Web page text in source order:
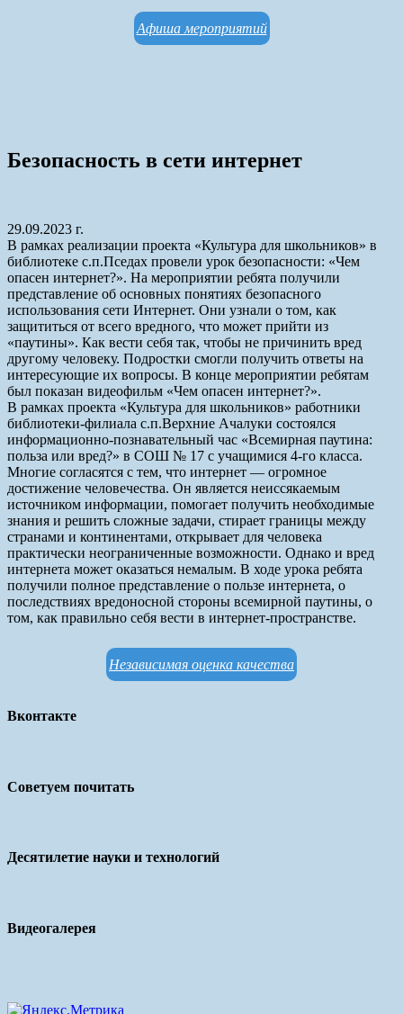
Афиша мероприятий
Безопасность в сети интернет
29.09.2023 г.
В рамках реализации проекта «Культура для школьников» в
библиотеке с.п.Пседах провели урок безопасности: «Чем
опасен интернет?». На мероприятии ребята получили
представление об основных понятиях безопасного
использования сети Интернет. Они узнали о том, как
защититься от всего вредного, что может прийти из
«паутины». Как вести себя так, чтобы не причинить вред
другому человеку. Подростки смогли получить ответы на
интересующие их вопросы. В конце мероприятии ребятам
был показан видеофильм «Чем опасен интернет?».
В рамках проекта «Культура для школьников» работники
библиотеки-филиала с.п.Верхние Ачалуки состоялся
информационно-познавательный час «Всемирная паутина:
польза или вред?» в СОШ № 17 с учащимися 4-го класса.
Многие согласятся с тем, что интернет — огромное
достижение человечества. Он является неиссякаемым
источником информации, помогает получить необходимые
знания и решить сложные задачи, стирает границы между
странами и континентами, открывает для человека
практически неограниченные возможности. Однако и вред
интернета может оказаться немалым. В ходе урока ребята
получили полное представление о пользе интернета, о
последствиях вредоносной стороны всемирной паутины, о
том, как правильно себя вести в интернет-пространстве.
Независимая оценка качества
Вконтакте
Советуем почитать
Десятилетие науки и технологий
Видеогалерея